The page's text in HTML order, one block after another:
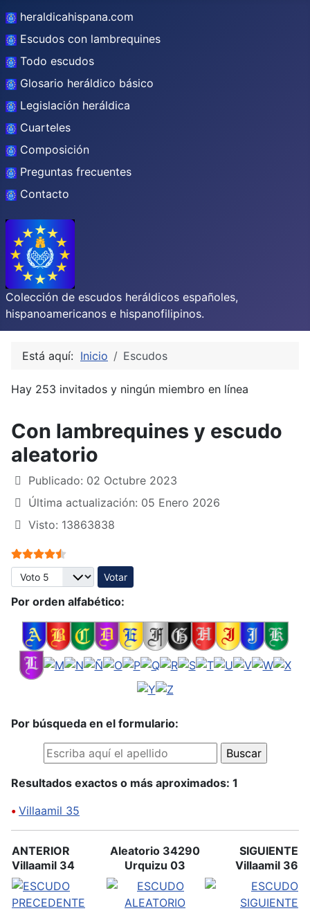
heraldicahispana.com
Escudos con lambrequines
Todo escudos
Glosario heráldico básico
Legislación heráldica
Cuarteles
Composición
Preguntas frecuentes
Contacto
Colección de escudos heráldicos españoles,
hispanoamericanos e hispanofilipinos.
Está aquí: Inicio Escudos
Hay 253 invitados y ningún miembro en línea
Con lambrequines y escudo
aleatorio
Publicado: 02 Octubre 2023
Última actualización: 05 Enero 2026
Visto: 13863838
Ratio:4.5/
Por favor, vote
Por orden alfabético:
Por búsqueda en el formulario:
Resultados exactos o más aproximados: 1
• Villaamil 35
ANTERIOR
Villaamil 34
Aleatorio 34290
Urquizu 03
SIGUIENTE
Villaamil 36